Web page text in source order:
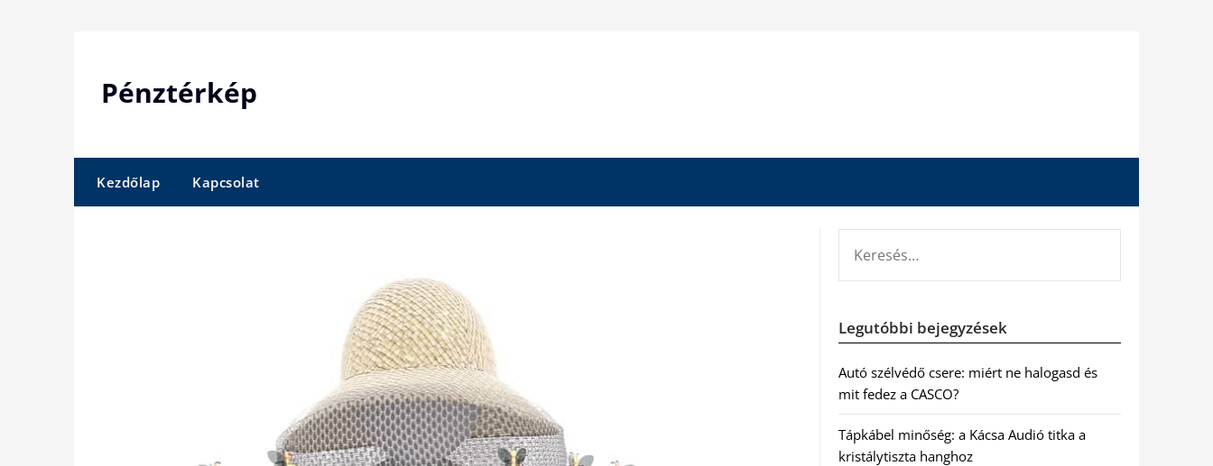
Pénztérkép
Kezdőlap Kapcsolat
Legutóbbi bejegyzések
Autó szélvédő csere: miért ne halogasd és
mit fedez a CASCO?
Tápkábel minőség: a Kácsa Audió titka a
kristálytiszta hanghoz